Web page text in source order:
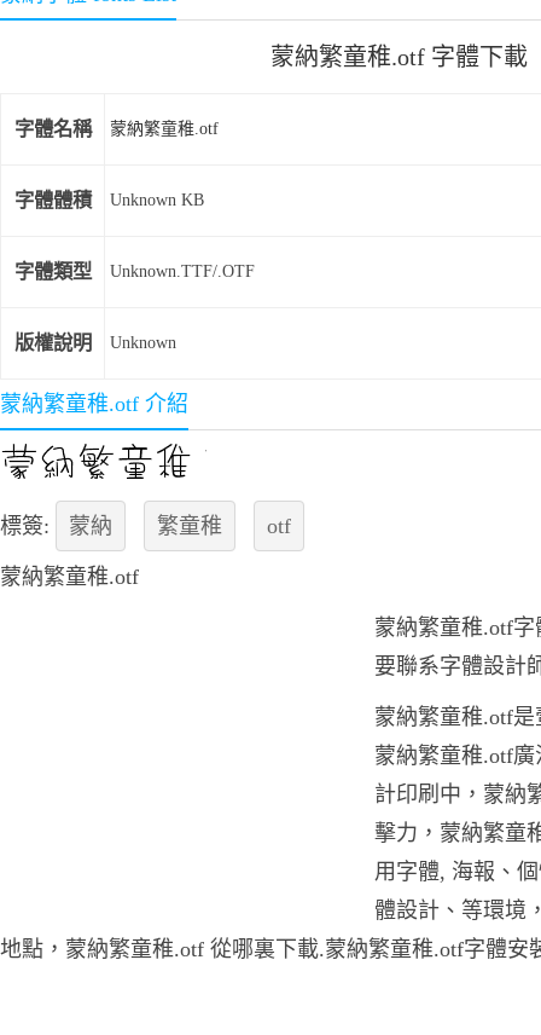
蒙納繁童稚.otf 字體下載
字體名稱 蒙納繁童稚.otf
字體體積 Unknown KB
字體類型 Unknown.TTF/.OTF
版權說明 Unknown
蒙納繁童稚.otf 介紹
標簽: 蒙納 繁童稚 otf
蒙納繁童稚.otf
蒙納繁童稚.otf
要聯系字體設計
蒙納繁童稚.otf
蒙納繁童稚.otf
計印刷中，蒙納
擊力，蒙納繁童
用字體, 海報、
體設計、等環境
地點，蒙納繁童稚.otf 從哪裏下載.蒙納繁童稚.otf字體安